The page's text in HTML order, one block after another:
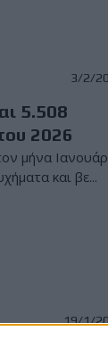
3/2/
5.508
2026
μήνα
και βε...
19/1/